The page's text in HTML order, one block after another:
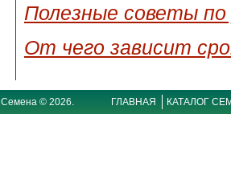
Полезные советы по
От чего зависит
Семена © 2026. ГЛАВНАЯ КАТАЛОГ